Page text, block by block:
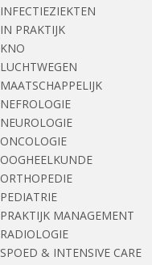
INFECTIEZIEKTEN
IN PRAKTIJK
KNO
LUCHTWEGEN
MAATSCHAPPELIJK
NEFROLOGIE
NEUROLOGIE
ONCOLOGIE
OOGHEELKUNDE
ORTHOPEDIE
PEDIATRIE
PRAKTIJK MANAGEMENT
RADIOLOGIE
SPOED & INTENSIVE CARE